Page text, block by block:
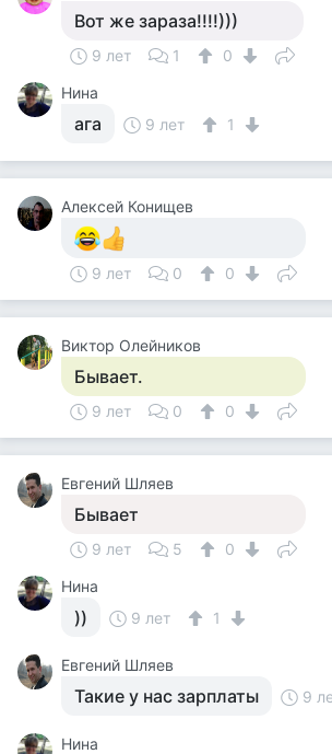
Вот же зараза!!!!)))
9 лет 1
0
Нина
ага 9 лет 1
Алексей Конищев
9 лет 0 0
Виктор Олейников
Бывает.
9 лет 0 0
Евгений Шляев
Бывает
9 лет 5
0
Нина
)) 9 лет 1
Евгений Шляев
Такие у нас зарплаты 9
Нина